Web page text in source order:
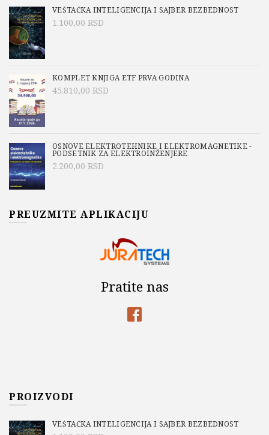
VEŠTAČKA INTELIGENCIJA I SAJBER BEZBEDNOST
1.100,00 RSD
KOMPLET KNJIGA ETF PRVA GODINA
45.810,00 RSD
OSNOVE ELEKTROTEHNIKE I ELEKTROMAGNETIKE -
PODSETNIK ZA ELEKTROINŽENJERE
2.200,00 RSD
PREUZMITE APLIKACIJU
Pratite nas
PROIZVODI
VEŠTAČKA INTELIGENCIJA I SAJBER BEZBEDNOST